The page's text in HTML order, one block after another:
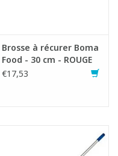
Brosse à récurer Boma
Food - 30 cm - ROUGE
€17,53